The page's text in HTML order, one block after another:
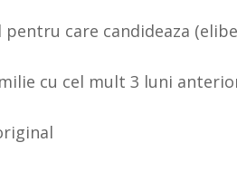
care candideaza
cu cel mult 3 luni